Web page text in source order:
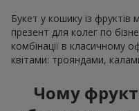
Букет у кошику із фруктів
презент для колег по
комбінації в класичному
квітами: трояндами,
Чому